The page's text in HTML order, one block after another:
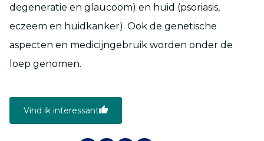
degeneratie en glaucoom) en huid (psoriasis,
eczeem en huidkanker). Ook de genetische
aspecten en medicijngebruik worden onder de
loep genomen.
Vind ik interessant